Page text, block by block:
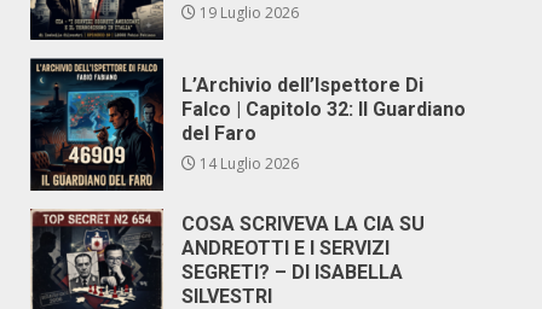
19 Luglio 2026
L’Archivio dell’Ispettore Di
Falco | Capitolo 32: Il Guardiano
del Faro
14 Luglio 2026
COSA SCRIVEVA LA CIA SU
ANDREOTTI E I SERVIZI
SEGRETI? – DI ISABELLA
SILVESTRI